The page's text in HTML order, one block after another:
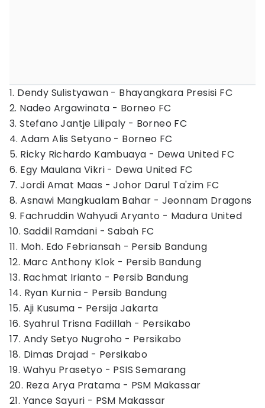
1. Dendy Sulistyawan - Bhayangkara Presisi FC
2. Nadeo Argawinata - Borneo FC
3. Stefano Jantje Lilipaly - Borneo FC
4. Adam Alis Setyano - Borneo FC
5. Ricky Richardo Kambuaya - Dewa United FC
6. Egy Maulana Vikri - Dewa United FC
7. Jordi Amat Maas - Johor Darul Ta'zim FC
8. Asnawi Mangkualam Bahar - Jeonnam Dragons
9. Fachruddin Wahyudi Aryanto - Madura United
10. Saddil Ramdani - Sabah FC
11. Moh. Edo Febriansah - Persib Bandung
12. Marc Anthony Klok - Persib Bandung
13. Rachmat Irianto - Persib Bandung
14. Ryan Kurnia - Persib Bandung
15. Aji Kusuma - Persija Jakarta
16. Syahrul Trisna Fadillah - Persikabo
17. Andy Setyo Nugroho - Persikabo
18. Dimas Drajad - Persikabo
19. Wahyu Prasetyo - PSIS Semarang
20. Reza Arya Pratama - PSM Makassar
21. Yance Sayuri - PSM Makassar